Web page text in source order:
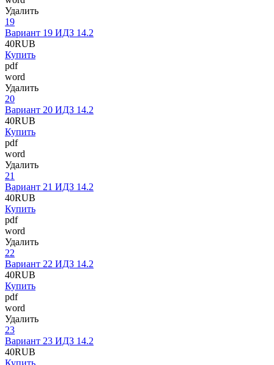
Удалить
19
Вариант 19 ИДЗ 14.2
40RUB
Купить
pdf
word
Удалить
20
Вариант 20 ИДЗ 14.2
40RUB
Купить
pdf
word
Удалить
21
Вариант 21 ИДЗ 14.2
40RUB
Купить
pdf
word
Удалить
22
Вариант 22 ИДЗ 14.2
40RUB
Купить
pdf
word
Удалить
23
Вариант 23 ИДЗ 14.2
40RUB
Купить